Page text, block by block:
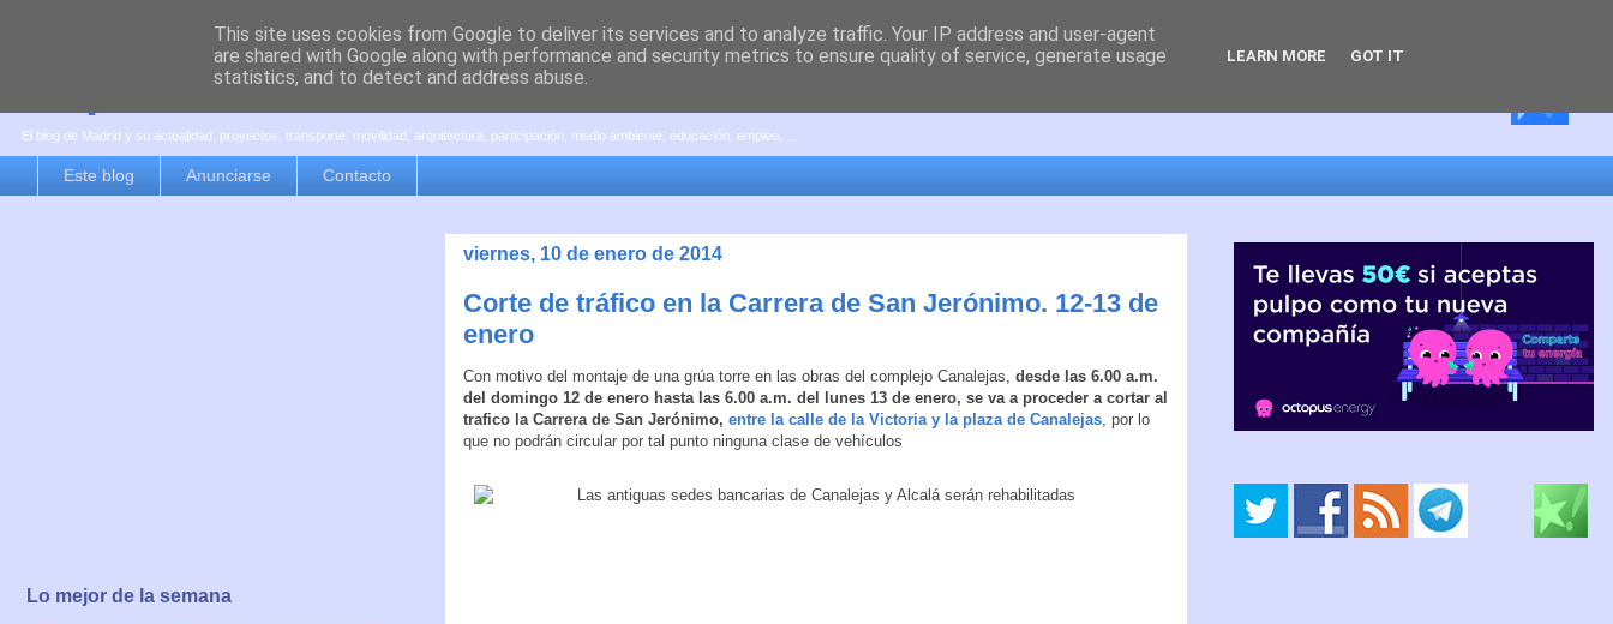
es por madrid
El blog de Madrid y su actualidad, proyectos, transporte, movilidad, arquitectura, participación, medio ambiente, educación, empleo, ...
Este blog Anunciarse Contacto
viernes, 10 de enero de 2014
Corte de tráfico en la Carrera de San Jerónimo. 12-13 de
enero
Con motivo del montaje de una grúa torre en las obras del complejo Canalejas, desde las 6.00 a.m.
del domingo 12 de enero hasta las 6.00 a.m. del lunes 13 de enero, se va a proceder a cortar al
trafico la Carrera de San Jerónimo, entre la calle de la Victoria y la plaza de Canalejas , por lo
que no podrán circular por tal punto ninguna clase de vehículos
Lo mejor de la semana
This site uses cookies from Google to deliver its services and to analyze traffic. Your IP address and user-agent
are shared with Google along with performance and security metrics to ensure quality of service, generate usage
statistics, and to detect and address abuse.
LEARN MORE GOT IT